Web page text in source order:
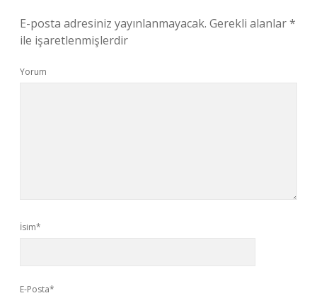
E-posta adresiniz yayınlanmayacak. Gerekli alanlar*
ile işaretlenmişlerdir
Yorum
İsim*
E-Posta*